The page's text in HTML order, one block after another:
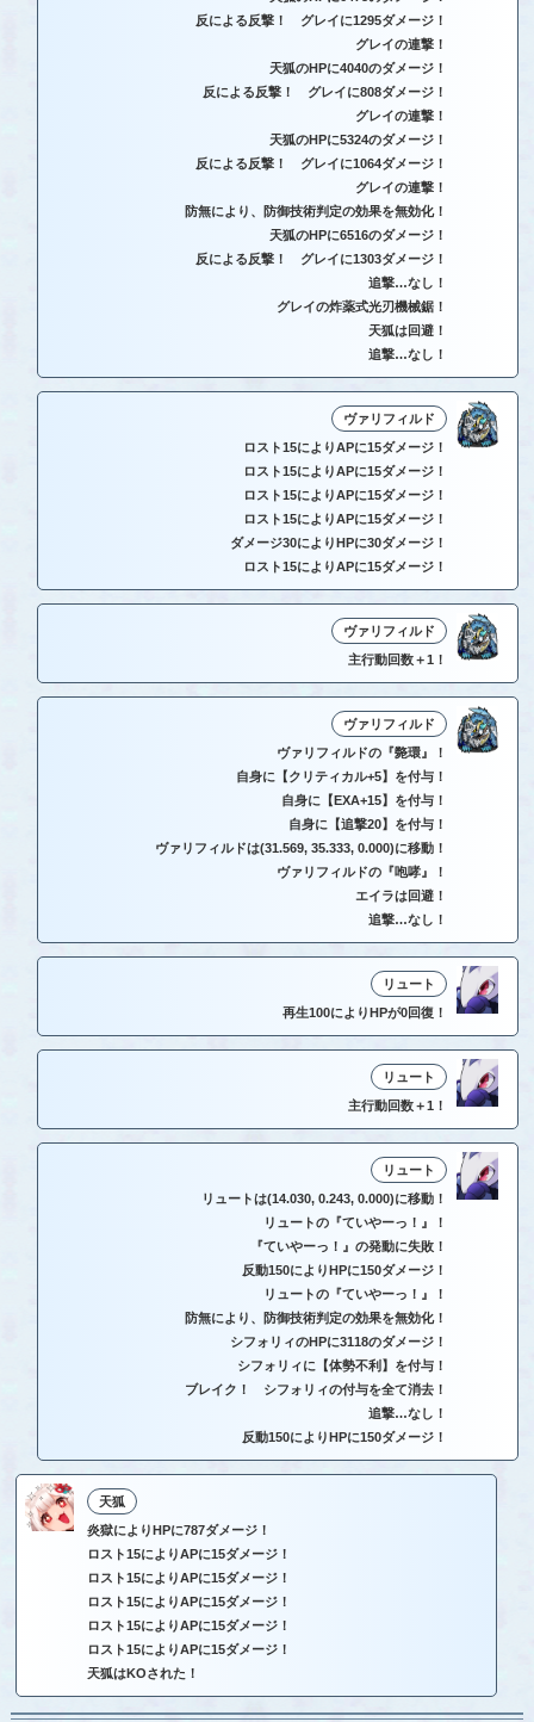
反による反撃！ グレイに1295ダメージ！
グレイの連撃！
天狐のHPに4040のダメージ！
反による反撃！ グレイに808ダメージ！
グレイの連撃！
天狐のHPに5324のダメージ！
反による反撃！ グレイに1064ダメージ！
グレイの連撃！
防無により、防御技術判定の効果を無効化！
天狐のHPに6516のダメージ！
反による反撃！ グレイに1303ダメージ！
追撃…なし！
グレイの炸薬式光刃機械鋸！
天狐は回避！
追撃…なし！
ヴァリフィルド
ロスト15によりAPに15ダメージ！
ロスト15によりAPに15ダメージ！
ロスト15によりAPに15ダメージ！
ロスト15によりAPに15ダメージ！
ダメージ30によりHPに30ダメージ！
ロスト15によりAPに15ダメージ！
ヴァリフィルド
主行動回数＋1！
ヴァリフィルド
ヴァリフィルドの『斃環』！
自身に【クリティカル+5】を付与！
自身に【EXA+15】を付与！
自身に【追撃20】を付与！
ヴァリフィルドは(31.569, 35.333, 0.000)に移動！
ヴァリフィルドの『咆哮』！
エイラは回避！
追撃…なし！
リュート
再生100によりHPが0回復！
リュート
主行動回数＋1！
リュート
リュートは(14.030, 0.243, 0.000)に移動！
リュートの『ていやーっ！』！
『ていやーっ！』の発動に失敗！
反動150によりHPに150ダメージ！
リュートの『ていやーっ！』！
防無により、防御技術判定の効果を無効化！
シフォリィのHPに3118のダメージ！
シフォリィに【体勢不利】を付与！
ブレイク！ シフォリィの付与を全て消去！
追撃…なし！
反動150によりHPに150ダメージ！
天狐
炎獄によりHPに787ダメージ！
ロスト15によりAPに15ダメージ！
ロスト15によりAPに15ダメージ！
ロスト15によりAPに15ダメージ！
ロスト15によりAPに15ダメージ！
ロスト15によりAPに15ダメージ！
天狐はKOされた！